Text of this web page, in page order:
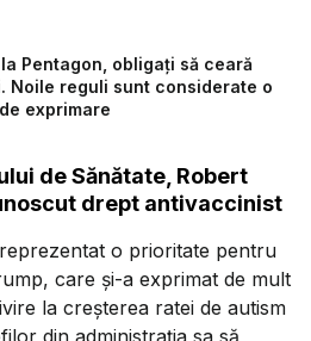
Pentagon, obligați să ceară
Noile reguli sunt considerate o
exprimare
de Sănătate, Robert
drept antivaccinist
o prioritate pentru
care și-a exprimat de mult
la creșterea ratei de autism